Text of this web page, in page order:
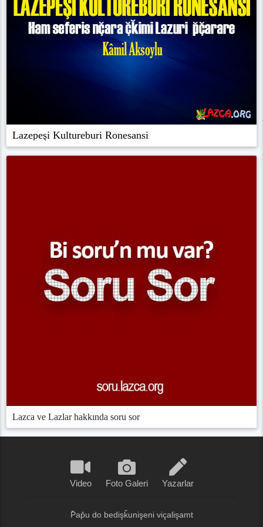
Lazepeşi Kultureburi Ronesansi
Lazca ve Lazlar hakkında soru sor
Video Foto Galeri Yazarlar
P̌ap̌u do bedişǩunişeni viçalişamt